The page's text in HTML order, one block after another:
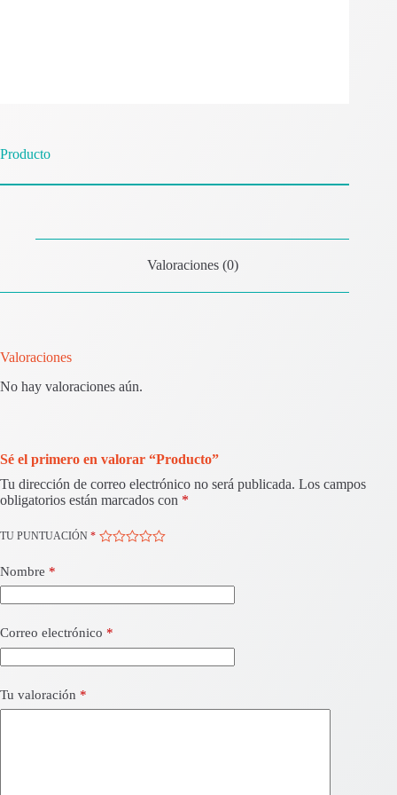
Producto
Valoraciones (0)
Valoraciones
No hay valoraciones aún.
Sé el primero en valorar “Producto”
Tu dirección de correo electrónico no será publicada. Los campos
obligatorios están marcados con *
TU PUNTUACIÓN *
Nombre *
Correo electrónico *
Tu valoración *